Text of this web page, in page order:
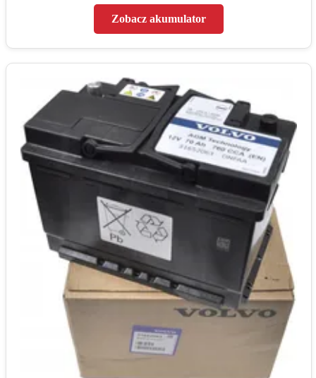
Zobacz akumulator